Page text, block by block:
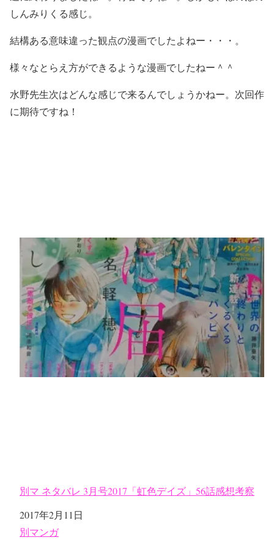
しんみりくる感じ。
結構ある意味違った観点の漫画でしたよねー・・・。
様々なとらえ方ができるような漫画でしたねー＾＾
水野先生次はどんな感じで来るんでしょうかねー。次回作
に期待ですね！
別マ ネタバレ 3月号2017「虹色デイズ」56話感想考察
日付
2017年2月11日
関連理由
別マンガ